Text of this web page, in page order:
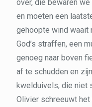
over, die bewaren
en moeten een
gehoopte wind waait
God’s straffen, een
genoeg naar boven
af te schudden en
kwelduivels, die niet
Olivier schreeuwt